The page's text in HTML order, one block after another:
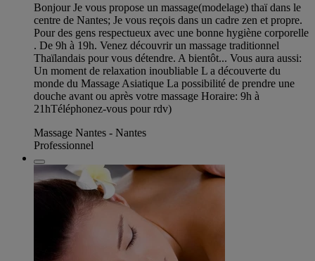
Bonjour Je vous propose un massage(modelage) thaï dans le
centre de Nantes; Je vous reçois dans un cadre zen et propre.
Pour des gens respectueux avec une bonne hygiène corporelle
. De 9h à 19h. Venez découvrir un massage traditionnel
Thaïlandais pour vous détendre. A bientôt... Vous aura aussi:
Un moment de relaxation inoubliable L a découverte du
monde du Massage Asiatique La possibilité de prendre une
douche avant ou après votre massage Horaire: 9h à
21hTéléphonez-vous pour rdv)
Massage Nantes - Nantes
Professionnel